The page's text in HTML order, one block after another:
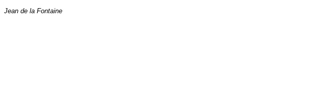
Jean de la Fontaine